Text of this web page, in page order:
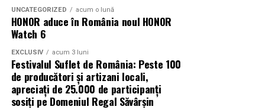
Producător: Claudiu Boboc
Producător executiv: Adela Mara
Manager producție: Iulia Cezara Roșu
Casting: ELEPHANT MEDIA
UNCATEGORIZED acum o lună
HONOR aduce în România noul HONOR
Watch 6
EXCLUSIV acum 3 luni
Festivalul Suflet de România: Peste 100
de producători și artizani locali,
apreciați de 25.000 de participanți
sosiți pe Domeniul Regal Săvârșin